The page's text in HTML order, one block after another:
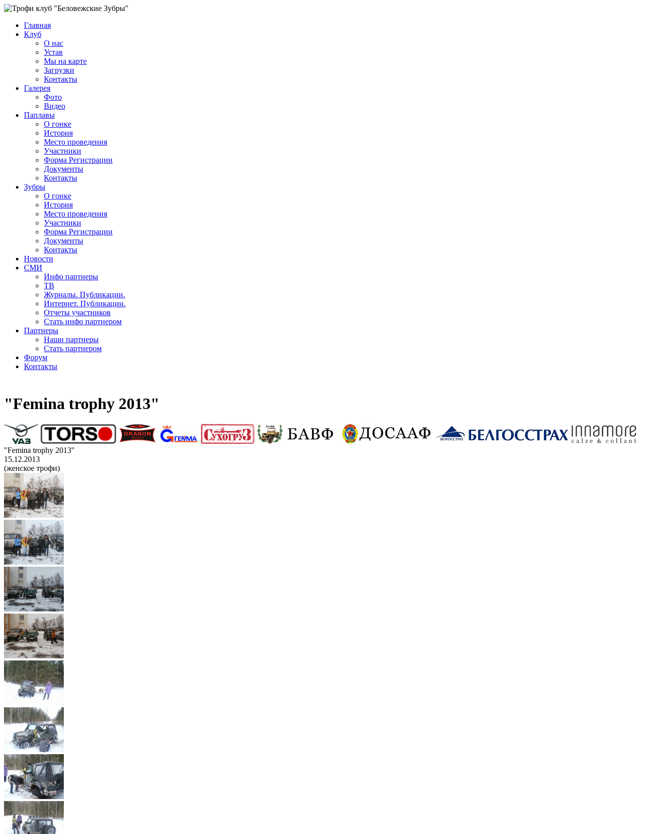
Главная
Клуб
О нас
Устав
Мы на карте
Загрузки
Контакты
Галерея
Фото
Видео
Паплавы
О гонке
История
Место проведения
Участники
Форма Регистрации
Документы
Контакты
Зубры
О гонке
История
Место проведения
Участники
Форма Регистрации
Документы
Контакты
Новости
СМИ
Инфо партнеры
ТВ
Журналы. Публикации.
Интернет. Публикации.
Отчеты участников
Стать инфо партнером
Партнеры
Наши партнеры
Стать партнером
Форум
Контакты
"Femina trophy 2013"
"Femina trophy 2013"
15.12.2013
(женское трофи)